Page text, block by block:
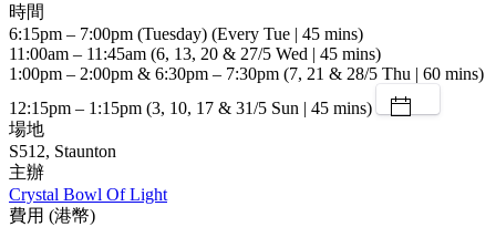
時間
6:15pm – 7:00pm (Tuesday) (Every Tue | 45 mins)
11:00am – 11:45am (6, 13, 20 & 27/5 Wed | 45 mins)
1:00pm – 2:00pm & 6:30pm – 7:30pm (7, 21 & 28/5 Thu | 60 mins)
12:15pm – 1:15pm (3, 10, 17 & 31/5 Sun | 45 mins)
場地
S512, Staunton
主辦
Crystal Bowl Of Light
費用 (港幣)